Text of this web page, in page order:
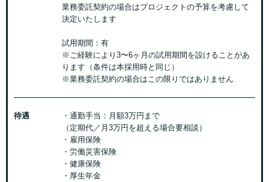
業務委託契約の場合はプロジェクトの予算を考慮して
決定いたします
試用期間：有
※ご経験により3〜6ヶ月の試用期間を設けることがあ
ります（条件は本採用時と同じ）
※業務委託契約の場合はこの限りではありません
待遇
・通勤手当：月額3万円まで
（定期代／月3万円を超える場合要相談）
・雇用保険
・労働災害保険
・健康保険
・厚生年金